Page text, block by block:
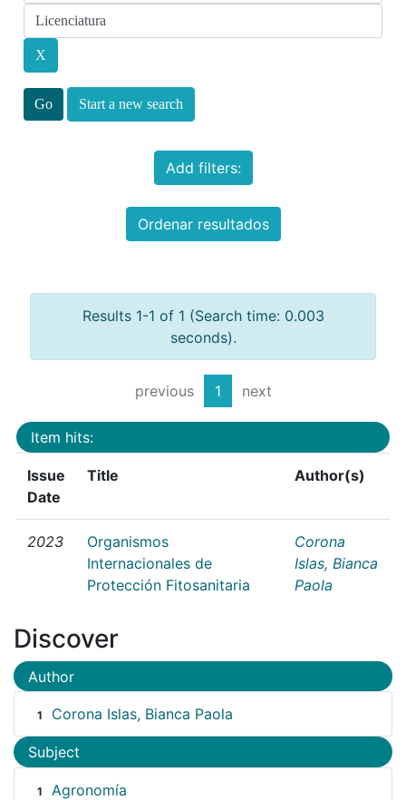
Start a new search
Add filters:
Ordenar resultados
Results 1-1 of 1 (Search time: 0.003
seconds).
previous 1 next
Item hits:
Issue
Date
Title Author(s)
2023
Organismos
Internacionales de
Protección Fitosanitaria
Corona
Islas, Bianca
Paola
Discover
Author
1 Corona Islas, Bianca Paola
Subject
1 Agronomía